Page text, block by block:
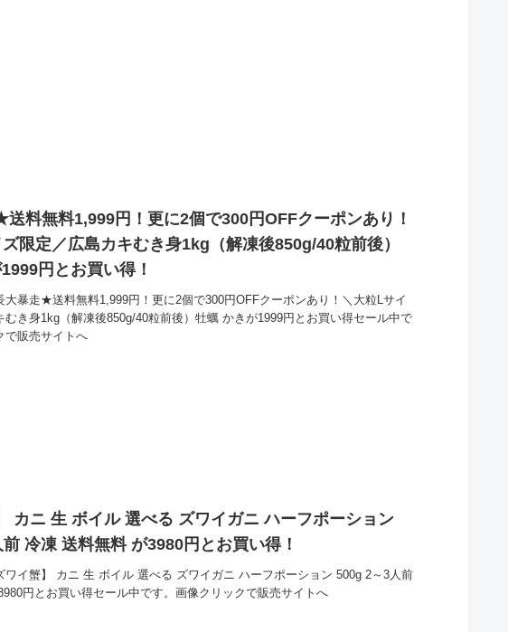
料無料1,999円！更に2個で300円OFFクーポンあり！
限定／広島カキむき身1kg（解凍後850g/40粒前後）
円とお買い得！
大暴走★送料無料1,999円！更に2個で300円OFFクーポンあり！＼大粒Lサイ
むき身1kg（解凍後850g/40粒前後）牡蠣 かきが1999円とお買い得セール中で
で販売サイトへ
カニ 生 ボイル 選べる ズワイガニ ハーフポーション
冷凍 送料無料 が3980円とお買い得！
ワイ蟹】 カニ 生 ボイル 選べる ズワイガニ ハーフポーション 500g 2～3人前
円とお買い得セール中です。画像クリックで販売サイトへ